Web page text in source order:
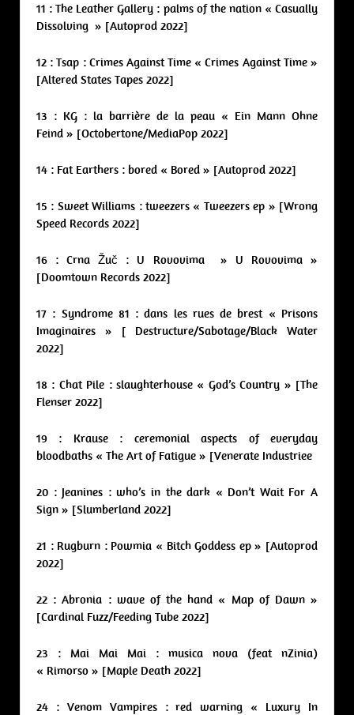
11 : The Leather Gallery : palms of the nation « Casually
Dissolving » [Autoprod 2022]
12 : Tsap : Crimes Against Time « Crimes Against Time »
[Altered States Tapes 2022]
13 : KG : la barrière de la peau « Ein Mann Ohne
Feind » [Octobertone/MediaPop 2022]
14 : Fat Earthers : bored « Bored » [Autoprod 2022]
15 : Sweet Williams : tweezers « Tweezers ep » [Wrong
Speed Records 2022]
16 : Crna Žuč : U Rovovima » U Rovovima »
[Doomtown Records 2022]
17 : Syndrome 81 : dans les rues de brest « Prisons
Imaginaires » [ Destructure/Sabotage/Black Water
2022]
18 : Chat Pile : slaughterhouse « God’s Country » [The
Flenser 2022]
19 : Krause : ceremonial aspects of everyday
bloodbaths « The Art of Fatigue » [Venerate Industriee
20 : Jeanines : who’s in the dark « Don’t Wait For A
Sign » [Slumberland 2022]
21 : Rugburn : Powmia « Bitch Goddess ep » [Autoprod
2022]
22 : Abronia : wave of the hand « Map of Dawn »
[Cardinal Fuzz/Feeding Tube 2022]
23 : Mai Mai Mai : musica nova (feat nZinia)
« Rimorso » [Maple Death 2022]
24 : Venom Vampires : red warning « Luxury In